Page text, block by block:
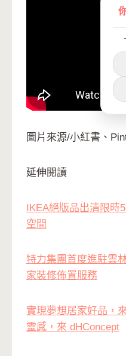
圖片來源/小紅書、
延伸閱讀
IKEA絕版品出清限
空間
特力集團首度進駐雲
家裝修佈置服務
實現夢想居家好品，
靈感，來 dHConcept